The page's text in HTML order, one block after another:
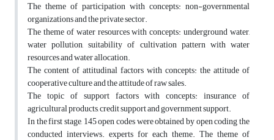
The theme of participation with concepts: non-governmental
organizations and the private sector.
The theme of water resources with concepts: underground water,
water pollution, suitability of cultivation pattern with water
resources and water allocation.
The content of attitudinal factors with concepts: the attitude of
cooperative culture and the attitude of raw sales.
The topic of support factors with concepts: insurance of
agricultural products, credit support and government support.
In the first stage, 145 open codes were obtained by open coding the
conducted interviews. experts for each theme. The theme of